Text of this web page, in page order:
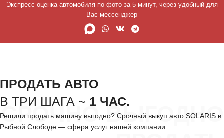
Экспресс оценка автомобиля по фото за 5 минут, через удобный для
Вас мессенджер
СРОЧНО ВЫГОДНО
ПРОДАТЬ АВТО
В ТРИ ШАГА ~ 1 ЧАС.
Решили продать машину выгодно? Срочный выкуп авто SOLARIS в
Рыбной Слободе — сфера услуг нашей компании.